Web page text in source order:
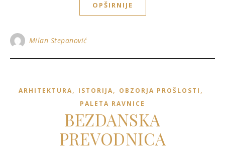
OPŠIRNIJE
Milan Stepanović
ARHITEKTURA, ISTORIJA, OBZORJA PROŠLOSTI ,
PALETA RAVNICE
BEZDANSKA
PREVODNICA